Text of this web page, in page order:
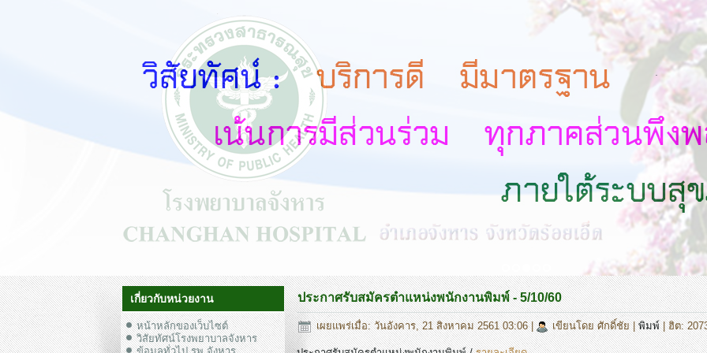
.
เกี่ยวกับหน่วยงาน
หน้าหลักของเว็บไซต์
วิสัยทัศน์โรงพยาบาลจังหาร
ประกาศรับสมัครตำแหน่งพนักงานพิมพ์ - 5/10/60
เผยแพร่เมื่อ: วันอังคาร, 21 สิงหาคม 2561 03:06| เขียนโดย ศักดิ์ชัย|พิมพ์| ฮิต: